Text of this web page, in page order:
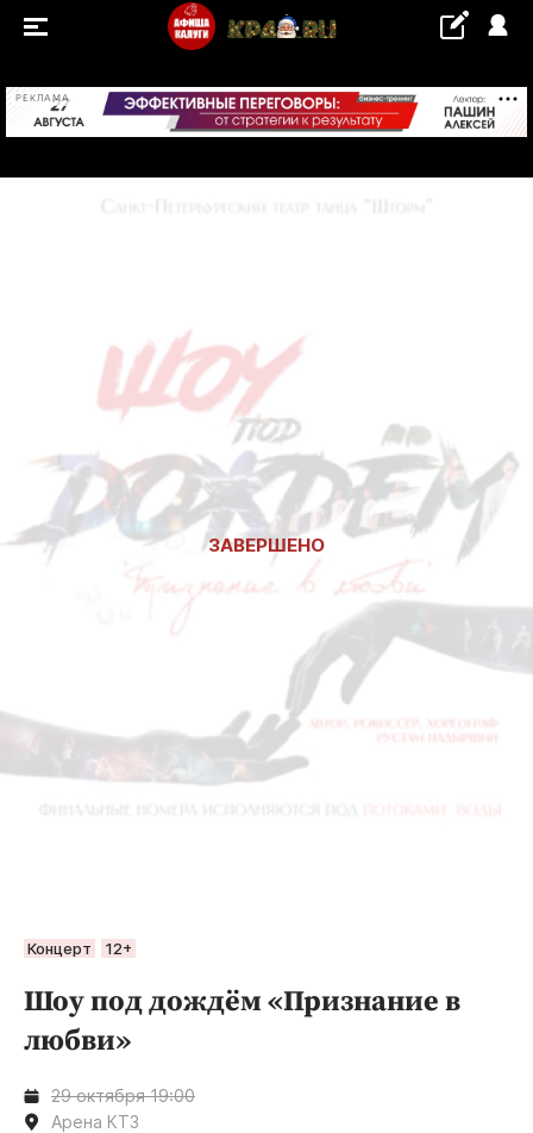
РЕКЛАМА +16...+17 °С
СОБЫТИЯ
Концерт 12+
Шоу под дождём «Признание в
любви»
29 октября 19:00
Арена КТЗ